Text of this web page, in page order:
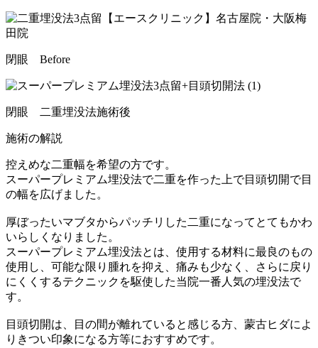
閉眼 Before
閉眼 二重埋没法施術後
施術の解説
控えめな二重幅を希望の方です。
スーパープレミアム埋没法で二重を作った上で目頭切開で目
の幅を広げました。
厚ぼったいマブタからパッチリした二重になってとてもかわ
いらしくなりました。
スーパープレミアム埋没法とは、使用する材料に最良のもの
使用し、可能な限り腫れを抑え、痛みも少なく、さらに戻り
にくくするテクニックを駆使した当院一番人気の埋没法で
す。
目頭切開は、目の間が離れていると感じる方、蒙古ヒダによ
りきつい印象になる方等におすすめです。